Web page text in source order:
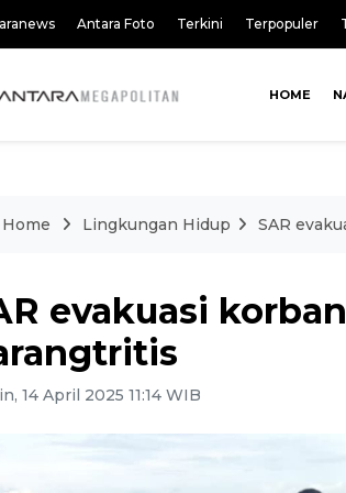
Antara Foto Terkini Terpopuler
HOME
Home Lingkungan Hidup SAR
evakuasi
14 April 2025 11:14 WIB